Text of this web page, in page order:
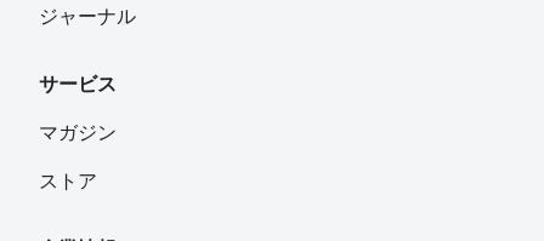
ジャーナル
サービス
マガジン
ストア